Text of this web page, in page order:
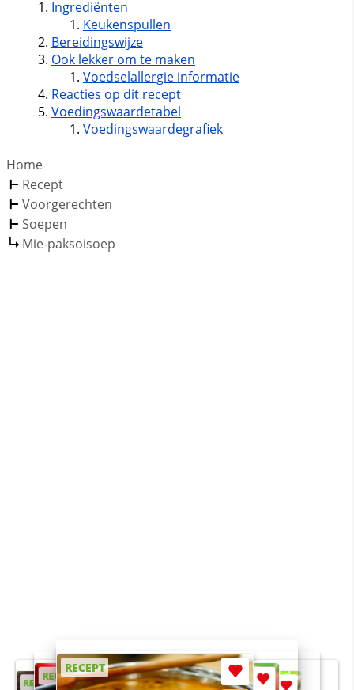
Ingrediënten
Keukenspullen
Bereidingswijze
Ook lekker om te maken
Voedselallergie informatie
Reacties op dit recept
Voedingswaardetabel
Voedingswaardegrafiek
Home
Recept
Voorgerechten
Soepen
Mie-paksoisoep
RECEPT
RECEPT
RECEPT
RECEPT
RECEPT